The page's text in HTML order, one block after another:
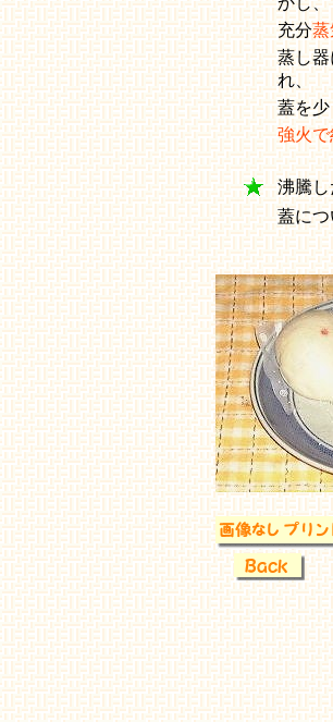
充分蒸
蒸し器
れ、
蓋を
強火
沸騰
蓋に